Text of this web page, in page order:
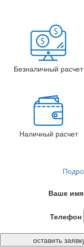
Безналичный расчет
Наличный расчет
Ваше имя
Телефон
оставить